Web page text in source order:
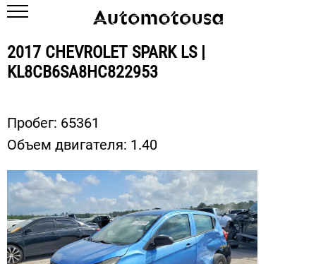
2017 CHEVROLET SPARK LS |
KL8CB6SA8HC822953
Пробег: 65361
Объем двигателя: 1.40